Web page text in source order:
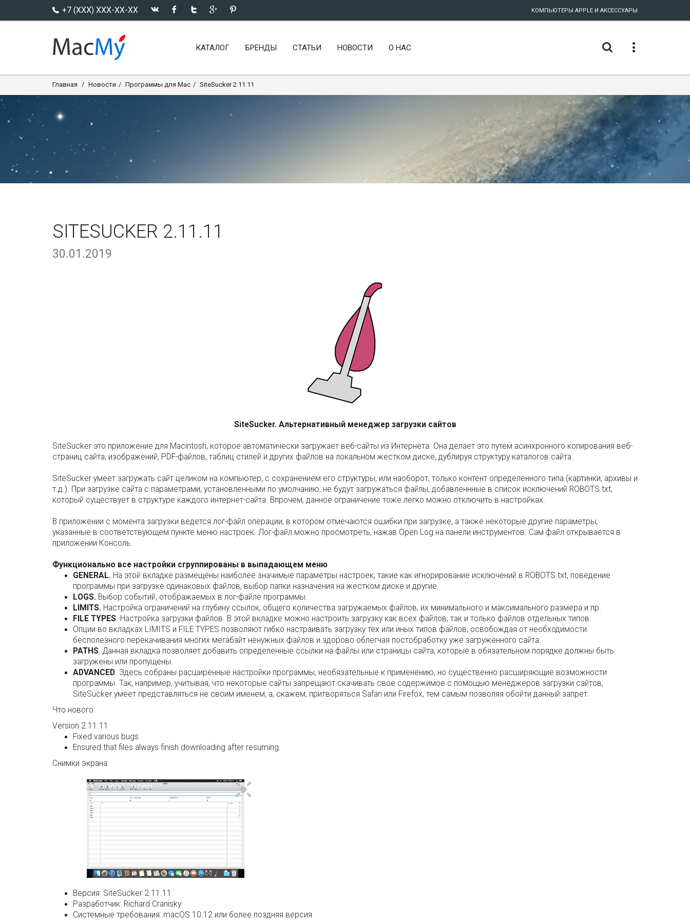
+7 (XXX) XXX-XX-XX КОМПЬЮТЕРЫ APPLE И АКСЕССУАРЫ
КАТАЛОГ БРЕНДЫ СТАТЬИ НОВОСТИ О НАС
Главная Новости Программы для Mac SiteSucker 2.11.11
SITESUCKER 2.11.11
30.01.2019
SiteSucker. Альтернативный менеджер загрузки сайтов
SiteSucker это приложение для Macintosh, которое автоматически загружает веб-сайты из Интернета. Она делает это путем асинхронного копирования веб-
страниц сайта, изображений, PDF-файлов, таблиц стилей и других файлов на локальном жестком диске, дублируя структуру каталогов сайта.
SiteSucker умеет загружать сайт целиком на компьютер, с сохранением его структуры, или наоборот, только контент определенного типа (картинки, архивы и
т.д.). При загрузке сайта с параметрами, установленными по умолчанию, не будут загружаться файлы, добавленнные в список исключений ROBOTS.txt,
который существует в структуре каждого интернет-сайта. Впрочем, данное ограничение тоже легко можно отключить в настройках.
В приложении с момента загрузки ведется лог-файл операции, в котором отмечаются ошибки при загрузке, а также некоторые другие параметры,
указанные в соответствующем пункте меню настроек. Лог-файл можно просмотреть, нажав Open Log на панели инструментов. Сам файл открывается в
приложении Консоль.
Функционально все настройки сгруппированы в выпадающем меню
GENERAL. На этой вкладке размещены наиболее значимые параметры настроек, такие как игнорирование исключений в ROBOTS.txt, поведение
программы при загрузке одинаковых файлов, выбор папки назначения на жестком диске и другие.
LOGS. Выбор событий, отображаемых в лог-файле программы.
LIMITS. Настройка ограничений на глубину ссылок, общего количества загружаемых файлов, их минимального и максимального размера и пр.
FILE TYPES. Настройка загрузки файлов. В этой вкладке можно настроить загрузку как всех файлов, так и только файлов отдельных типов.
Опции во вкладках LIMITS и FILE TYPES позволяют гибко настраивать загрузку тех или иных типов файлов, освобождая от необходимости
бесполезного перекачивания многих мегабайт ненужных файлов и здорово облегчая постобработку уже загруженного сайта.
PATHS. Данная вкладка позволяет добавить определенные ссылки на файлы или страницы сайта, которые в обязательном порядке должны быть
загружены или пропущены.
ADVANCED. Здесь собраны расширенные настройки программы, необязательные к применению, но существенно расширяющие возможности
программы. Так, например, учитывая, что некоторые сайты запрещают скачивать свое содержимое с помощью менеджеров загрузки сайтов,
SiteSucker умеет представляться не своим именем, а, скажем, притворяться Safari или Firefox, тем самым позволяя обойти данный запрет.
Что нового:
Version 2.11.11
Fixed various bugs.
Ensured that files always finish downloading after resuming.
Снимки экрана:
Версия: SiteSucker 2.11.11
Разработчик: Richard Cranisky
Системные требования: macOS 10.12 или более поздняя версия